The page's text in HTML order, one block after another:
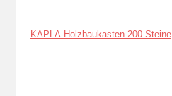
KAPLA-Holzbaukasten 200 Steine